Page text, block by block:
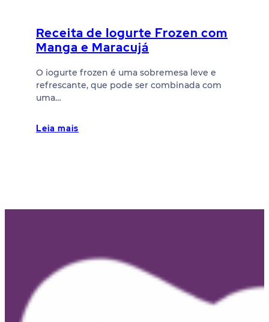
Receita de Iogurte Frozen com
Manga e Maracujá
O iogurte frozen é uma sobremesa leve e
refrescante, que pode ser combinada com
uma…
Leia mais